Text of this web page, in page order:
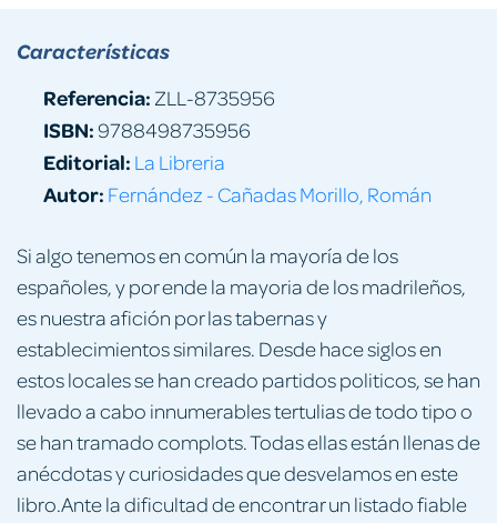
Si algo tenemos en común la mayoría de los
españoles, y por ende la mayoria de los madrileños,
es nuestra afición por las tabernas y
establecimientos similares. Desde hace siglos en
estos locales se han creado partidos politicos, se han
llevado a cabo innumerables tertulias de todo tipo o
se han tramado complots. Todas ellas están llenas de
anécdotas y curiosidades que desvelamos en este
libro.Ante la dificultad de encontrar un listado fiable
Características
Referencia: ZLL-8735956
ISBN:9788498735956
Editorial: La Libreria
Autor: Fernández - Cañadas Morillo, Román